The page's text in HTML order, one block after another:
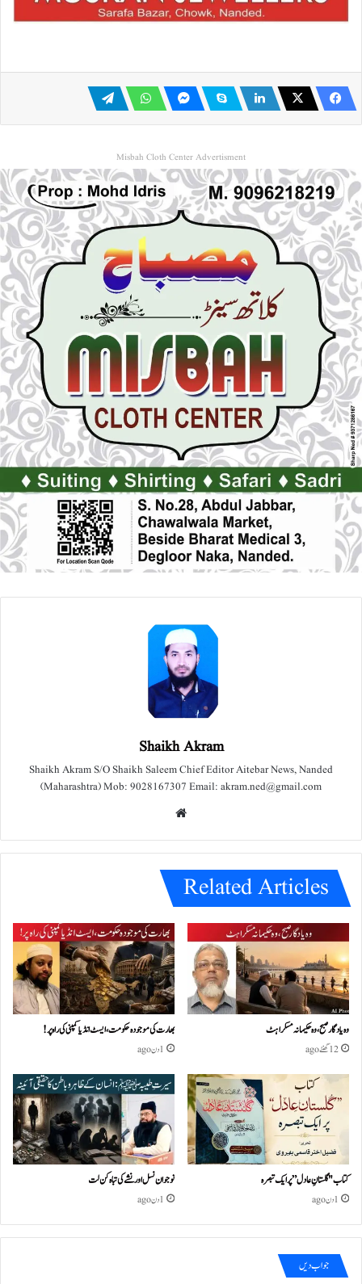
Misbah Cloth Center Advertisment
Shaikh Akram
Shaikh Akram S/O Shaikh Saleem Chief Editor Aitebar News, Nanded
(Maharashtra) Mob: 9028167307 Email: akram.ned@gmail.com
e
Related Articles
وہ یادگار صبح، وہ حکیمانہ مسکراہٹ
12 گھنٹے ago
بھارت کی موجودہ حکومت،ایسٹ انڈیا کمپنی کی راہ پر!
1 دن ago
کتاب "گلستانِ عادل” پر ایک تبصرہ
1 دن ago
نوجوان نسل اور نشے کی تباہ کن لت
1 دن ago
جواب دیں